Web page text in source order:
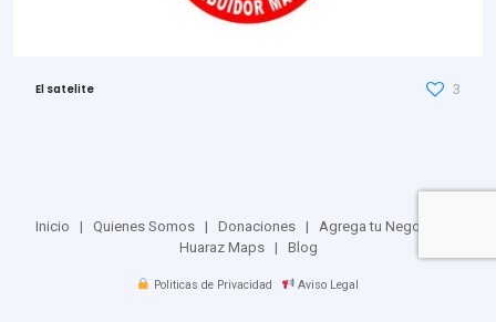
El satelite 3
Inicio | Quienes Somos | Donaciones | Agrega tu Negocio
Huaraz Maps| Blog
Politicas de Privacidad Aviso Legal